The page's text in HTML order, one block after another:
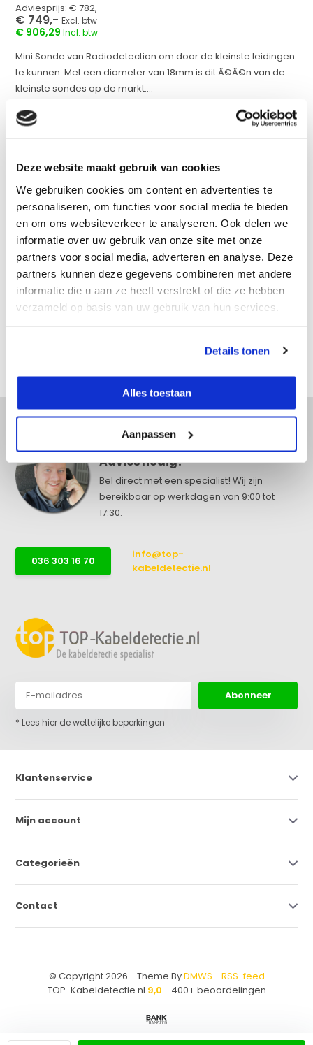
Deze website maakt gebruik van cookies
We gebruiken cookies om content en advertenties te
personaliseren, om functies voor social media te bieden
en om ons websiteverkeer te analyseren. Ook delen we
informatie over uw gebruik van onze site met onze
partners voor social media, adverteren en analyse. Deze
partners kunnen deze gegevens combineren met andere
informatie die u aan ze heeft verstrekt of die ze hebben
verzameld op basis van uw gebruik van hun services.
Details tonen
Alles toestaan
Aanpassen
Adviesprijs:€ 782,-
€ 749,-Excl. btw
€ 906,29Incl. btw
Mini Sonde van Radiodetection om door de kleinste leidingen
te kunnen. Met een diameter van 18mm is dit Ã©Ã©n van de
kleinste sondes op de markt....
In bestelling
Productomschrijving
Specificaties
Advies nodig?
Bel direct met een specialist! Wij zijn
bereikbaar op werkdagen van 9:00 tot
17:30.
036 303 16 70
info@top-
kabeldetectie.nl
Abonneer
* Lees hier de wettelijke beperkingen
Klantenservice
Mijn account
Categorieën
Contact
© Copyright 2026 - Theme ByDMWS - RSS-feed
TOP-Kabeldetectie.nl 9,0 - 400+ beoordelingen